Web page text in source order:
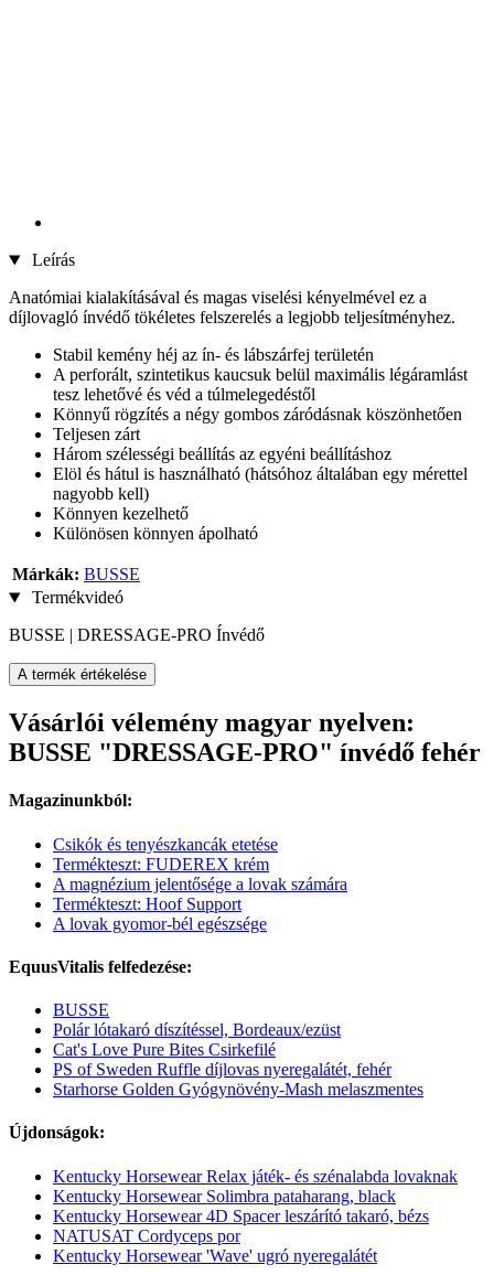
Leírás
Anatómiai kialakításával és magas viselési kényelmével ez a
díjlovagló ínvédő tökéletes felszerelés a legjobb teljesítményhez.
Stabil kemény héj az ín- és lábszárfej területén
A perforált, szintetikus kaucsuk belül maximális légáramlást
tesz lehetővé és véd a túlmelegedéstől
Könnyű rögzítés a négy gombos záródásnak köszönhetően
Teljesen zárt
Három szélességi beállítás az egyéni beállításhoz
Elöl és hátul is használható (hátsóhoz általában egy mérettel
nagyobb kell)
Könnyen kezelhető
Különösen könnyen ápolható
Márkák: BUSSE
Termékvideó
BUSSE | DRESSAGE-PRO Ínvédő
A termék értékelése
Vásárlói vélemény magyar nyelven:
BUSSE "DRESSAGE-PRO" ínvédő fehér
Magazinunkból:
Csikók és tenyészkancák etetése
Termékteszt: FUDEREX krém
A magnézium jelentősége a lovak számára
Termékteszt: Hoof Support
A lovak gyomor-bél egészsége
EquusVitalis felfedezése:
BUSSE
Polár lótakaró díszítéssel, Bordeaux/ezüst
Cat's Love Pure Bites Csirkefilé
PS of Sweden Ruffle díjlovas nyeregalátét, fehér
Starhorse Golden Gyógynövény-Mash melaszmentes
Újdonságok:
Kentucky Horsewear Relax játék- és szénalabda lovaknak
Kentucky Horsewear Solimbra pataharang, black
Kentucky Horsewear 4D Spacer leszárító takaró, bézs
NATUSAT Cordyceps por
Kentucky Horsewear 'Wave' ugró nyeregalátét